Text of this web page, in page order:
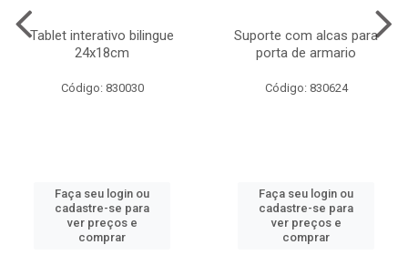
Tablet interativo bilingue
24x18cm
Código: 830030
Faça seu login ou
cadastre-se para
ver preços e
comprar
Suporte com alcas para
porta de armario
Código: 830624
Faça seu login ou
cadastre-se para
ver preços e
comprar